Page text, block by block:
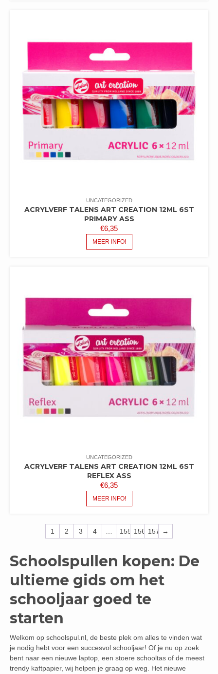
UNCATEGORIZED
ACRYLVERF TALENS ART CREATION 12ML 6ST
PRIMARY ASS
€6,35
MEER INFO!
UNCATEGORIZED
ACRYLVERF TALENS ART CREATION 12ML 6ST
REFLEX ASS
€6,35
MEER INFO!
1 2 3 4 155 156 157 →
Schoolspullen kopen: De
ultieme gids om het
schooljaar goed te
starten
Welkom op schoolspul.nl, de beste plek om alles te vinden wat
je nodig hebt voor een succesvol schooljaar! Of je nu op zoek
bent naar een nieuwe laptop, een stoere schooltas of de meest
trendy kaftpapier, wij helpen je graag op weg. Het nieuwe